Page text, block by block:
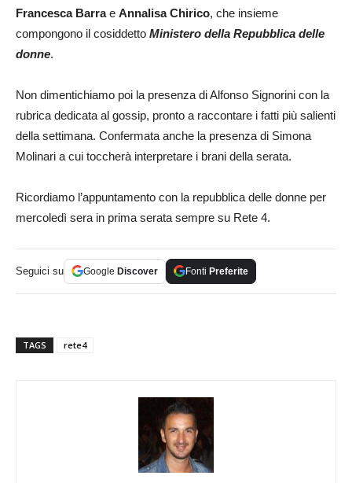
Francesca Barrae Annalisa Chirico, che insieme
compongono il cosiddetto Ministero della Repubblica delle
donne.
Non dimentichiamo poi la presenza di Alfonso Signorini con la
rubrica dedicata al gossip, pronto a raccontare i fatti più salienti
della settimana. Confermata anche la presenza di Simona
Molinari a cui toccherà interpretare i brani della serata.
Ricordiamo l’appuntamento con la repubblica delle donne per
mercoledì sera in prima serata sempre su Rete 4.
Seguici su Google Discover Fonti Preferite
TAGS rete4